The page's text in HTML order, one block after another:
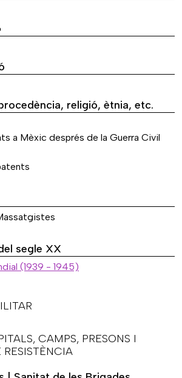
religió, ètnia, etc.
a Mèxic després de la Guerra Civil
segle XX
(1939 - 1945)
CAMPS, PRESONS I